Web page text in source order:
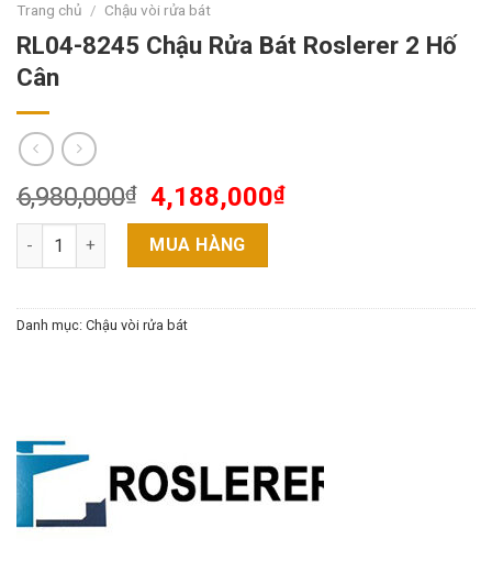
Trang chủ / Chậu vòi rửa bát
RL04-8245 Chậu Rửa Bát Roslerer 2 Hố
Cân
6,980,000₫ 4,188,000₫
RL04-8245 Chậu Rửa Bát Roslerer 2 Hố Cân số lượng
MUA HÀNG
Danh mục: Chậu vòi rửa bát